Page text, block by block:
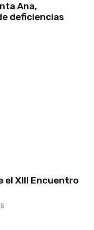
Ana,
deficiencias
el XIII Encuentro